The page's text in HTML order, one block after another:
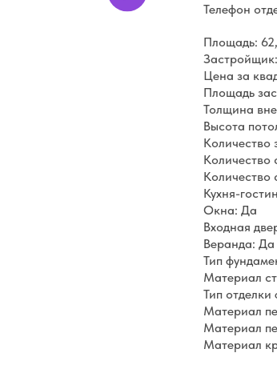
Телефон
Площадь:
Цена за
Площадь
Толщина
Высота
Количество
Количество
Количество
Кухня-
Окна: Да
Входная
Веранда: Да
Тип
Материал
Тип
Материал
Материал
Материал